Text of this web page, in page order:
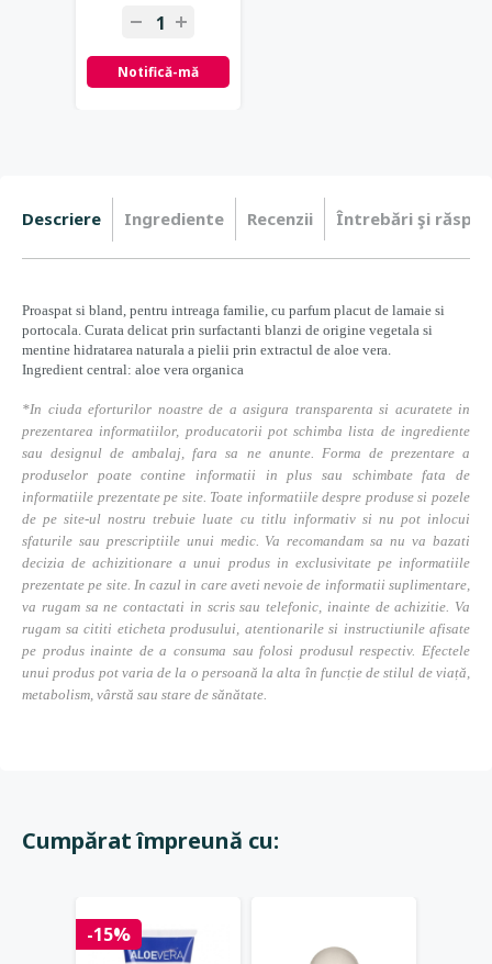
Notifică-mă
Descriere Ingrediente Recenzii Întrebări şi
Proaspat si bland, pentru intreaga familie, cu parfum placut de lamaie si
portocala. Curata delicat prin surfactanti blanzi de origine vegetala si
mentine hidratarea naturala a pielii prin extractul de aloe vera.
Ingredient central: aloe vera organica
*In ciuda eforturilor noastre de a asigura transparenta si acuratete in
prezentarea informatiilor, producatorii pot schimba lista de ingrediente
sau designul de ambalaj, fara sa ne anunte. Forma de prezentare a
produselor poate contine informatii in plus sau schimbate fata de
informatiile prezentate pe site. Toate informatiile despre produse si pozele
de pe site-ul nostru trebuie luate cu titlu informativ si nu pot inlocui
sfaturile sau prescriptiile unui medic. Va recomandam sa nu va bazati
decizia de achizitionare a unui produs in exclusivitate pe informatiile
prezentate pe site. In cazul in care aveti nevoie de informatii suplimentare,
va rugam sa ne contactati in scris sau telefonic, inainte de achizitie. Va
rugam sa cititi eticheta produsului, atentionarile si instructiunile afisate
pe produs inainte de a consuma sau folosi produsul respectiv. Efectele
unui produs pot varia de la o persoană la alta în funcție de stilul de viață,
metabolism, vârstă sau stare de sănătate.
Cumpărat împreună cu:
-15%